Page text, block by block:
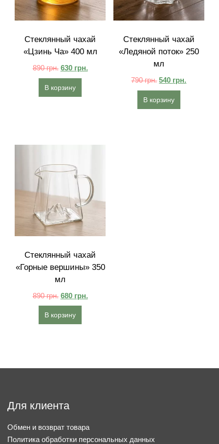
Стеклянный чахай
«Цзинь Ча» 400 мл
890грн. 630 грн.
В корзину
Стеклянный чахай
«Ледяной поток» 250
мл
790грн. 540 грн.
В корзину
Стеклянный чахай
«Горные вершины» 350
мл
890грн. 680 грн.
В корзину
Для клиента
Обмен и возврат товара
Политика обработки персональных данных